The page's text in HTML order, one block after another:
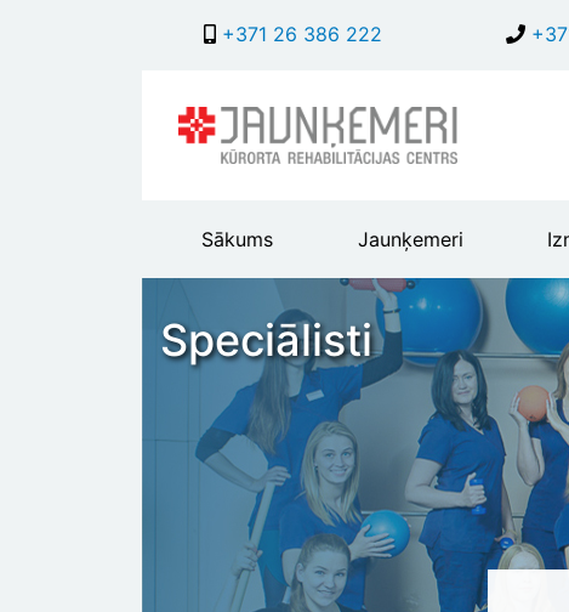
+371 26 386 222
Main
header
menu
Sākums Jaunķemeri
Speciālisti